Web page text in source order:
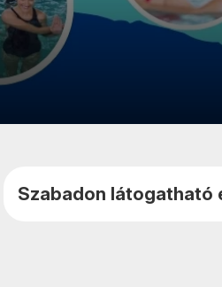
Szabadon látogatható